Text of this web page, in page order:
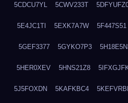
5CDCU7YL 5CWV233T
5E4JC1TI 5EXK7A7W 5F447S51
5GEF3377 5GYKO7P3
5HER0XEV 5HNS21Z8
5J5FOXDN 5KAFKBC4